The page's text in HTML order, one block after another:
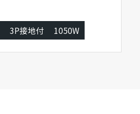
3P接地付 1050W